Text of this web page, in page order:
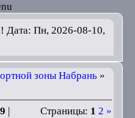
Дата: Пн, 2026-08-10,
зоны Набрань»
Страницы: 1 2 »